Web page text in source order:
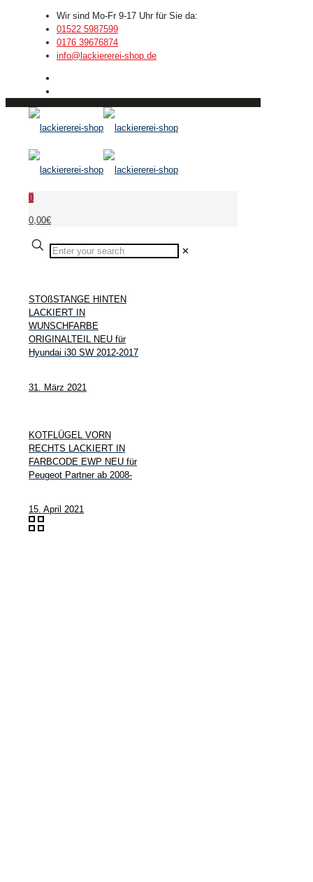
Wir sind Mo-Fr 9-17 Uhr für Sie da:
01522 5987599
0176 39676874
info@lackiererei-shop.de
0
0,00€
✕
STOßSTANGE HINTEN
LACKIERT IN
WUNSCHFARBE
ORIGINALTEIL NEU für
Hyundai i30 SW 2012-2017
31. März 2021
KOTFLÜGEL VORN
RECHTS LACKIERT IN
FARBCODE EWP NEU für
Peugeot Partner ab 2008-
15. April 2021